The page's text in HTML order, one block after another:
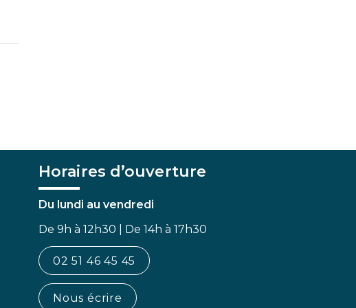
Horaires d’ouverture
Du lundi au vendredi
De 9h à 12h30 | De 14h à 17h30
02 51 46 45 45
Nous écrire